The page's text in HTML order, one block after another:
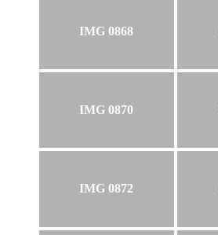
IMG 0868
IMG 0870
IMG 0872